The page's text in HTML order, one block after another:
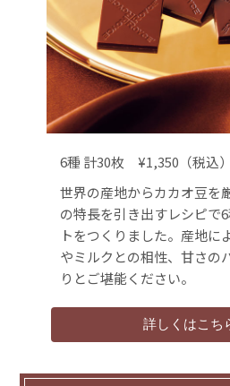
6種 計30枚 ¥1,350（税込）
世界の産地からカカオ豆を
の特長を引き出すレシピで
トをつくりました。産地に
やミルクとの相性、甘さの
りとご堪能ください。
詳しくはこ